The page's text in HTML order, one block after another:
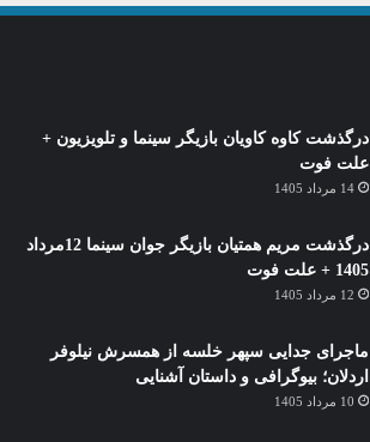
درگذشت کاوه کاویان بازیگر سینما و تلویزیون +
علت فوت
14 مرداد 1405
درگذشت مریم همتیان بازیگر جوان سینما 12مرداد
1405 + علت فوت
12 مرداد 1405
ماجرای جدایی سپهر خلسه از همسرش نیلوفر
اردلان؛ بیوگرافی و داستان آشنایی
10 مرداد 1405